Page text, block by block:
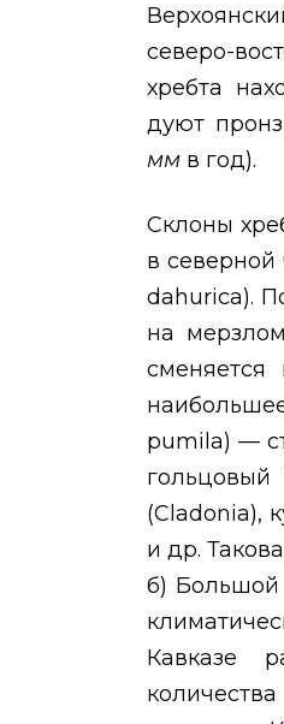
северо-
хребта
дуют
мм в год).
Склоны
в северной
dahurica).
на
сменяется
pumila) —
(Cladonia),
и др.
б) Большой
Кавказе